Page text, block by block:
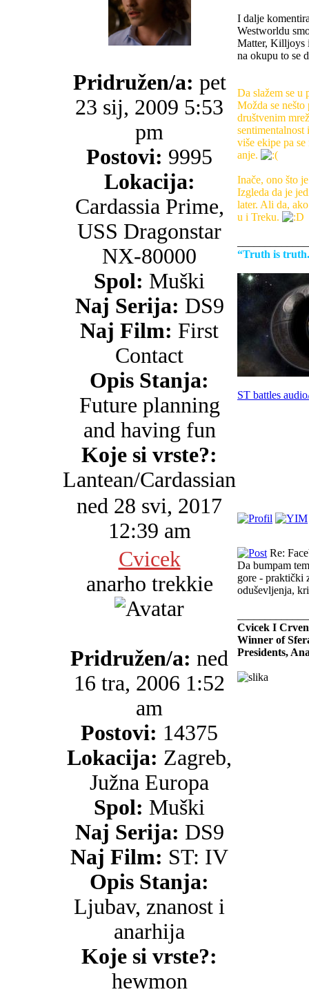
Pridružen/a: pet
23 sij, 2009 5:53
pm
Postovi: 9995
Lokacija:
Cardassia Prime,
USS Dragonstar
NX-80000
Spol: Muški
Naj Serija: DS9
Naj Film: First
Contact
Opis Stanja:
Future planning
and having fun
Koje si vrste?:
Lantean/Cardassian
I dalje
Westworldu
Matter, Killjoys
na okupu to se
Da slažem se u
Možda se
društvenim
više ekipe pa
anje.
Inače, ono što
Izgleda da je
later. Ali da,
u i Treku.
“Truth is
ST battles
ned 28 svi, 2017
12:39 am
Cvicek
anarho trekkie
Pridružen/a: ned
16 tra, 2006 1:52
am
Postovi: 14375
Lokacija: Zagreb,
Južna Europa
Spol: Muški
Naj Serija: DS9
Naj Film: ST: IV
Opis Stanja:
Ljubav, znanost i
anarhija
Koje si vrste?:
hewmon
Re:
Da bumpam
gore - praktički
oduševljenja,
Cvicek I
Winner of
Presidents,